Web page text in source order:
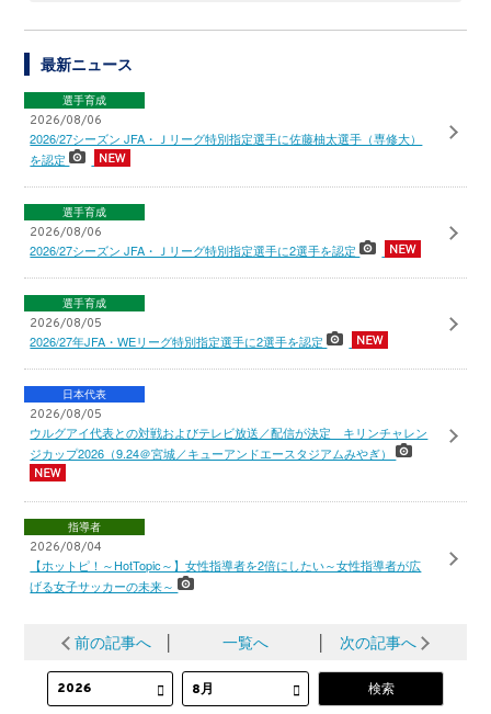
最新ニュース
選手育成
2026/08/06
2026/27シーズン JFA・Ｊリーグ特別指定選手に佐藤柚太選手（専修大）
を認定
選手育成
2026/08/06
2026/27シーズン JFA・Ｊリーグ特別指定選手に2選手を認定
選手育成
2026/08/05
2026/27年JFA・WEリーグ特別指定選手に2選手を認定
日本代表
2026/08/05
ウルグアイ代表との対戦およびテレビ放送／配信が決定 キリンチャレン
ジカップ2026（9.24＠宮城／キューアンドエースタジアムみやぎ）
指導者
2026/08/04
【ホットピ！～HotTopic～】女性指導者を2倍にしたい～女性指導者が広
げる女子サッカーの未来～
前の記事へ 一覧へ 次の記事へ